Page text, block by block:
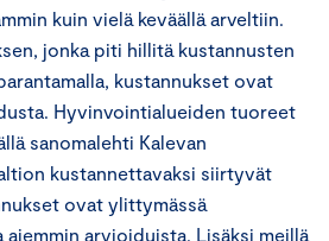
kuin vielä keväällä arveltiin.
jonka piti hillitä kustannusten
kustannukset ovat
Hyvinvointialueiden tuoreet
sanomalehti Kalevan
kustannettavaksi siirtyvät
ovat ylittymässä
aiemmin arvioiduista. Lisäksi meillä